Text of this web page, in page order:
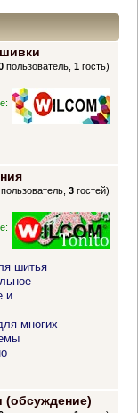
пользователь,1 гость)
пользователь,3 гостей)
шитья
и
многих